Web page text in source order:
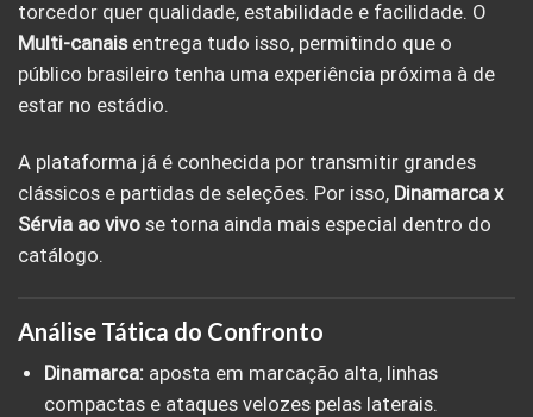
torcedor quer qualidade, estabilidade e facilidade. O
Multi-canaisentrega tudo isso, permitindo que o
público brasileiro tenha uma experiência próxima à de
estar no estádio.
A plataforma já é conhecida por transmitir grandes
clássicos e partidas de seleções. Por isso, Dinamarca x
Sérvia ao vivo se torna ainda mais especial dentro do
catálogo.
Análise Tática do Confronto
Dinamarca: aposta em marcação alta, linhas
compactas e ataques velozes pelas laterais.